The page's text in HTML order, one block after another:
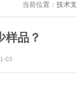
当前位置： 技术
样品？
03